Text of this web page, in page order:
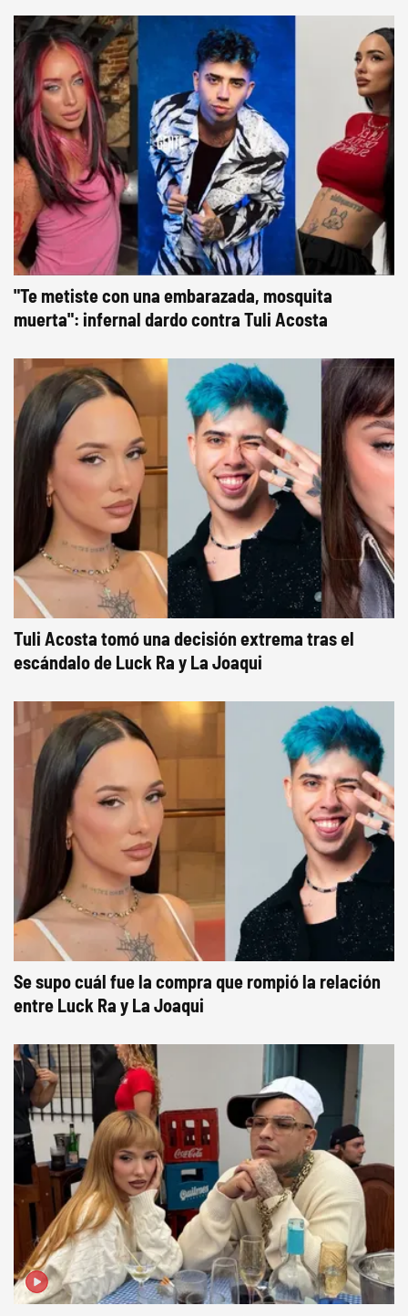
"Te metiste con una embarazada, mosquita
muerta": infernal dardo contra Tuli Acosta
Tuli Acosta tomó una decisión extrema tras el
escándalo de Luck Ra y La Joaqui
Se supo cuál fue la compra que rompió la relación
entre Luck Ra y La Joaqui